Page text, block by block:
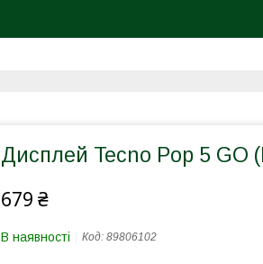
Дисплей Tecno Pop 5 GO
679 ₴
В наявності Код: 89806102